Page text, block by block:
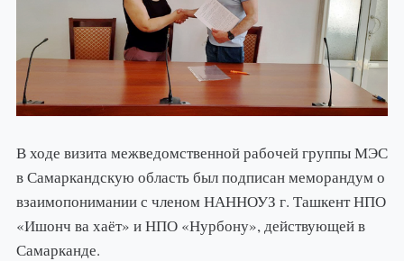
В ходе визита межведомственной рабочей группы МЭС
в Самаркандскую область был подписан меморандум о
взаимопонимании с членом НАННОУЗ г. Ташкент НПО
«Ишонч ва хаёт» и НПО «Нурбону», действующей в
Самарканде.